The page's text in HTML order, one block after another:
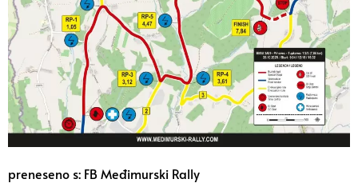
preneseno s: FB Međimurski Rally